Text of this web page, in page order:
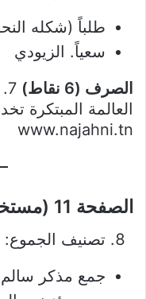
طلباً (شكله
سعياً. الزيودي
الصرف (6 نقاط)
7. التحويل للمؤنث:
العالمة المبتكرة
www.najahni.tn
الصفحة 11 (مستخرجة من الصورة)
تصنيف الجموع:
جمع مذكر